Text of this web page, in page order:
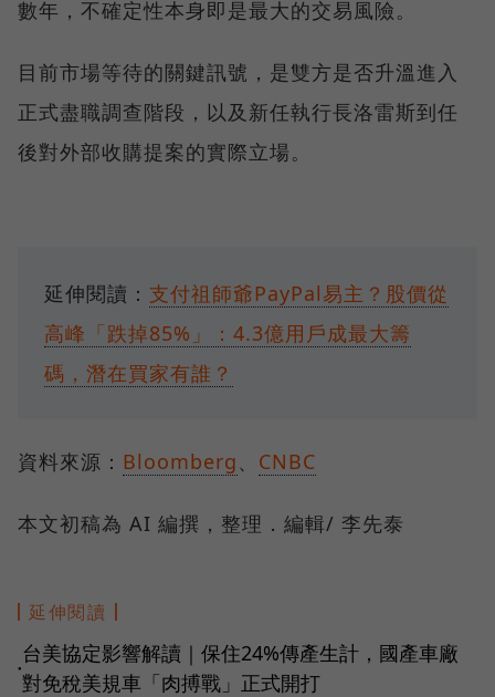
數年，不確定性本身即是最大的交易風險。
目前市場等待的關鍵訊號，是雙方是否升溫進入
正式盡職調查階段，以及新任執行長洛雷斯到任
後對外部收購提案的實際立場。
延伸閱讀： 支付祖師爺PayPal易主？股價從
高峰「跌掉85%」：4.3億用戶成最大籌
碼，潛在買家有誰？
資料來源： Bloomberg CNBC
本文初稿為 AI 編撰，整理．編輯/ 李先泰
延伸閱讀
●
台美協定影響解讀｜保住24%傳產生計，國產車廠
對免稅美規車「肉搏戰」正式開打